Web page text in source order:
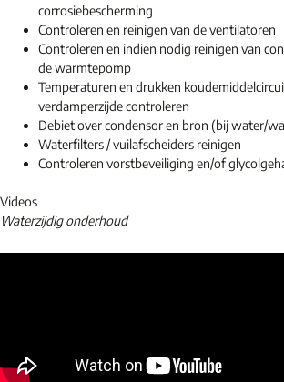
corrosiebescherming
Controleren en reinigen van de ventilatoren
Controleren en indien nodig reinigen van
de warmtepomp
Temperaturen en drukken
verdamperzijde controleren
Debiet over condensor en bron (bij water/
Waterfilters / vuilafscheiders reinigen
Controleren vorstbeveiliging en/of
Videos
Waterzijdig onderhoud